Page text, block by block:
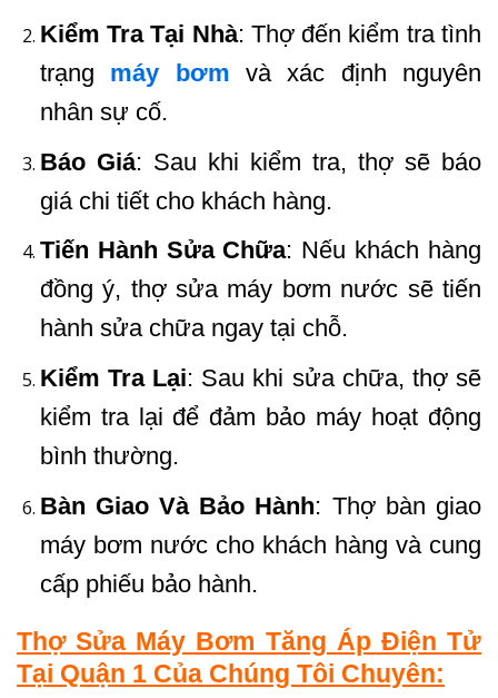
Kiểm Tra Tại Nhà: Thợ đến kiểm tra tình
trạng máy bơm và xác định nguyên
nhân sự cố.
Báo Giá: Sau khi kiểm tra, thợ sẽ báo
giá chi tiết cho khách hàng.
Tiến Hành Sửa Chữa: Nếu khách hàng
đồng ý, thợ sửa máy bơm nước sẽ tiến
hành sửa chữa ngay tại chỗ.
Kiểm Tra Lại: Sau khi sửa chữa, thợ sẽ
kiểm tra lại để đảm bảo máy hoạt động
bình thường.
Bàn Giao Và Bảo Hành: Thợ bàn giao
máy bơm nước cho khách hàng và cung
cấp phiếu bảo hành.
Thợ Sửa Máy Bơm Tăng Áp Điện Tử
Tại Quận 1 Của Chúng Tôi Chuyên: